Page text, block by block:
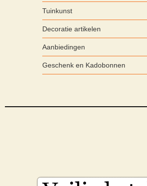
Tuinkunst
Decoratie artikelen
Aanbiedingen
Geschenk en Kadobonnen